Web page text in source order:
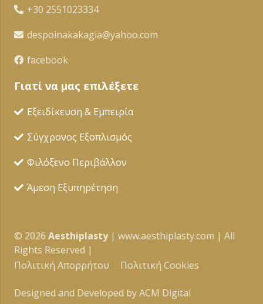
+30 2551023334
despoinakakagia@yahoo.com
facebook
Γιατί να μας επιλέξετε
Εξειδίκευση & Εμπειρία
Σύγχρονος Εξοπλισμός
Φιλόξενο Περιβάλλον
Άμεση Εξυπηρέτηση
© 2026 Αesthiplasty | www.aesthiplasty.com | All
Rights Reserved |
Πολιτική Απορρήτου
Πολιτική Cookies
Designed and Developed by ACM Digital